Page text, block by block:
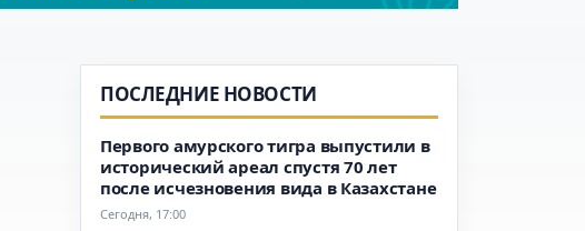
ПОСЛЕДНИЕ НОВОСТИ
Первого амурского тигра выпустили в
исторический ареал спустя 70 лет
после исчезновения вида в Казахстане
Сегодня, 17:00